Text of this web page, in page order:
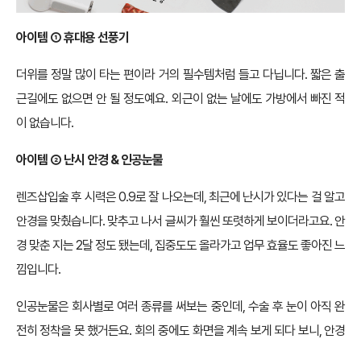
아이템 ① 휴대용 선풍기
더위를 정말 많이 타는 편이라 거의 필수템처럼 들고 다닙니다. 짧은 출
근길에도 없으면 안 될 정도예요. 외근이 없는 날에도 가방에서 빠진 적
이 없습니다.
아이템 ② 난시 안경 & 인공눈물
렌즈삽입술 후 시력은 0.9로 잘 나오는데, 최근에 난시가 있다는 걸 알고
안경을 맞췄습니다. 맞추고 나서 글씨가 훨씬 또렷하게 보이더라고요. 안
경 맞춘 지는 2달 정도 됐는데, 집중도도 올라가고 업무 효율도 좋아진 느
낌입니다.
인공눈물은 회사별로 여러 종류를 써보는 중인데, 수술 후 눈이 아직 완
전히 정착을 못 했거든요. 회의 중에도 화면을 계속 보게 되다 보니, 안경